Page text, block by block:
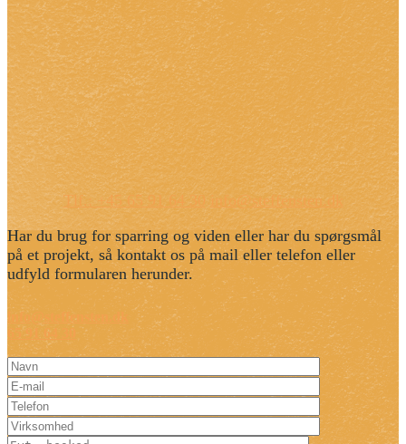
Tlf.: +45 65 91 64 30
info@steffensten.dk
Har du brug for sparring og viden eller har du spørgsmål
på et projekt, så kontakt os på mail eller telefon eller
udfyld formularen herunder.
info@steffensten.dk
65 91 64 30